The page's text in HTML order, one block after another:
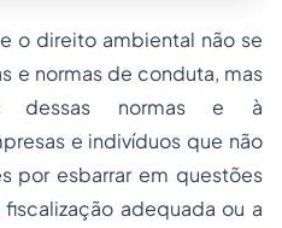
o direito ambiental não se
e normas de conduta, mas
dessas normas e à
e indivíduos que não
por esbarrar em questões
adequada ou a